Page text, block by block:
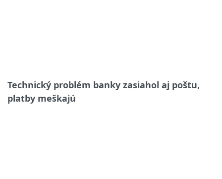
Technický problém banky zasiahol aj poštu,
platby meškajú